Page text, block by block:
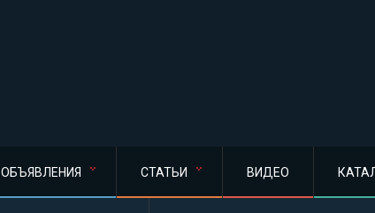
ОБЪЯВЛЕНИЯ СТАТЬИ ВИДЕО